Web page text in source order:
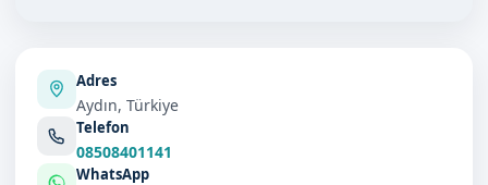
Adres
Aydın, Türkiye
Telefon
08508401141
WhatsApp